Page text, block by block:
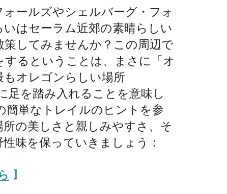
ールズやシェルバーグ・フォ
いはセーラム近郊の素晴らしい
策してみませんか？この周辺で
るということは、まさに「オ
もオレゴンらしい場所
に足を踏み入れることを意味し
簡単なトレイルのヒントを参
の美しさと親しみやすさ、そ
味を保っていきましょう：